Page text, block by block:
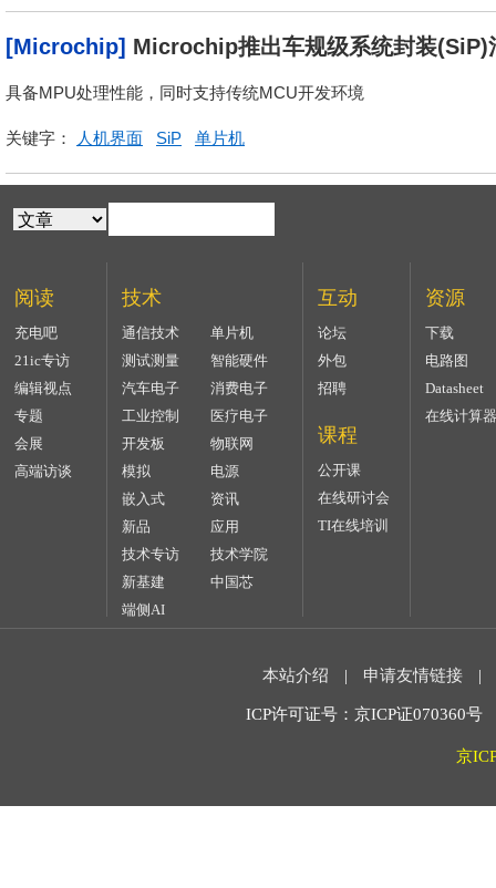
[Microchip] Microchip推出车规级系统封装(SiP)
行人机界面(HMI)应用而打造
具备MPU处理性能，同时支持传统MCU开发环境
关键字： 人机界面 SiP 单片机
阅读
充电吧
21ic专访
编辑视点
专题
会展
高端访谈
技术
通信技术
单片机
测试测量
智能硬件
汽车电子
消费电子
工业控制
医疗电子
开发板
物联网
模拟
电源
嵌入式
资讯
新品
应用
技术专访
技术学院
新基建
中国芯
端侧AI
互动
论坛
外包
招聘
课程
公开课
在线研讨会
TI在线培训
资源
下载
电路图
Datasheet
在线计算器
本站介绍 | 申请友情链接 |
ICP许可证号：京ICP证070360
京